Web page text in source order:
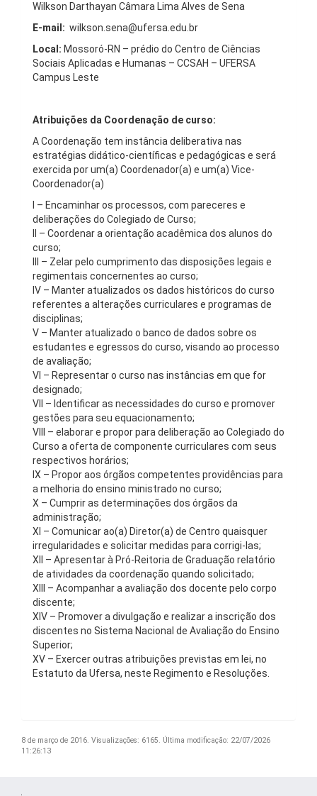
Wilkson Darthayan Câmara Lima Alves de Sena
E-mail: wilkson.sena@ufersa.edu.br
Local: Mossoró-RN – prédio do Centro de Ciências
Sociais Aplicadas e Humanas – CCSAH – UFERSA
Campus Leste
Atribuições da Coordenação de curso:
A Coordenação tem instância deliberativa nas
estratégias didático-científicas e pedagógicas e será
exercida por um(a) Coordenador(a) e um(a) Vice-
Coordenador(a)
I – Encaminhar os processos, com pareceres e
deliberações do Colegiado de Curso;
II – Coordenar a orientação acadêmica dos alunos do
curso;
III – Zelar pelo cumprimento das disposições legais e
regimentais concernentes ao curso;
IV – Manter atualizados os dados históricos do curso
referentes a alterações curriculares e programas de
disciplinas;
V – Manter atualizado o banco de dados sobre os
estudantes e egressos do curso, visando ao processo
de avaliação;
VI – Representar o curso nas instâncias em que for
designado;
VII – Identificar as necessidades do curso e promover
gestões para seu equacionamento;
VIII – elaborar e propor para deliberação ao Colegiado do
Curso a oferta de componente curriculares com seus
respectivos horários;
IX – Propor aos órgãos competentes providências para
a melhoria do ensino ministrado no curso;
X – Cumprir as determinações dos órgãos da
administração;
XI – Comunicar ao(a) Diretor(a) de Centro quaisquer
irregularidades e solicitar medidas para corrigi-las;
XII – Apresentar à Pró-Reitoria de Graduação relatório
de atividades da coordenação quando solicitado;
XIII – Acompanhar a avaliação dos docente pelo corpo
discente;
XIV – Promover a divulgação e realizar a inscrição dos
discentes no Sistema Nacional de Avaliação do Ensino
Superior;
XV – Exercer outras atribuições previstas em lei, no
Estatuto da Ufersa, neste Regimento e Resoluções.
8 de março de 2016. Visualizações: 6165. Última modificação: 22/07/2026
11:26:13